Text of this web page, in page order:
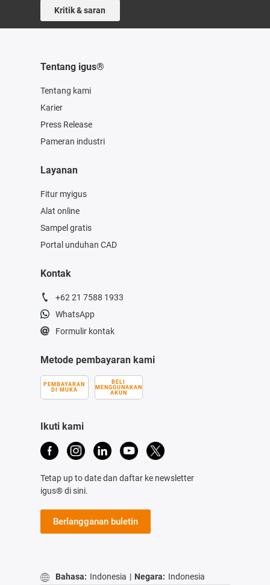
Kritik & saran
Tentang igus®
Tentang kami
Karier
Press Release
Pameran industri
Layanan
Fitur myigus
Alat online
Sampel gratis
Portal unduhan CAD
Kontak
+62 21 7588 1933
WhatsApp
Formulir kontak
Metode pembayaran kami
PEMBAYARAN
DI MUKA
BELI
MENGGUNAKAN
AKUN
Ikuti kami
Tetap up to date dan daftar ke newsletter
igus® di sini.
Berlangganan buletin
Bahasa: Indonesia | Negara: Indonesia